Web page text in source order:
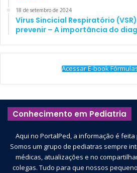
18 de setembro de 2024
Vírus Sincicial Respiratório
prevenir – A importância do
Acessar E-book
Conhecimento em Pediatria
Aqui no PortalPed, a informação é
Somos um grupo de pediatras sempre
médicas, atualizações e no
colegas. Tudo para que nossos